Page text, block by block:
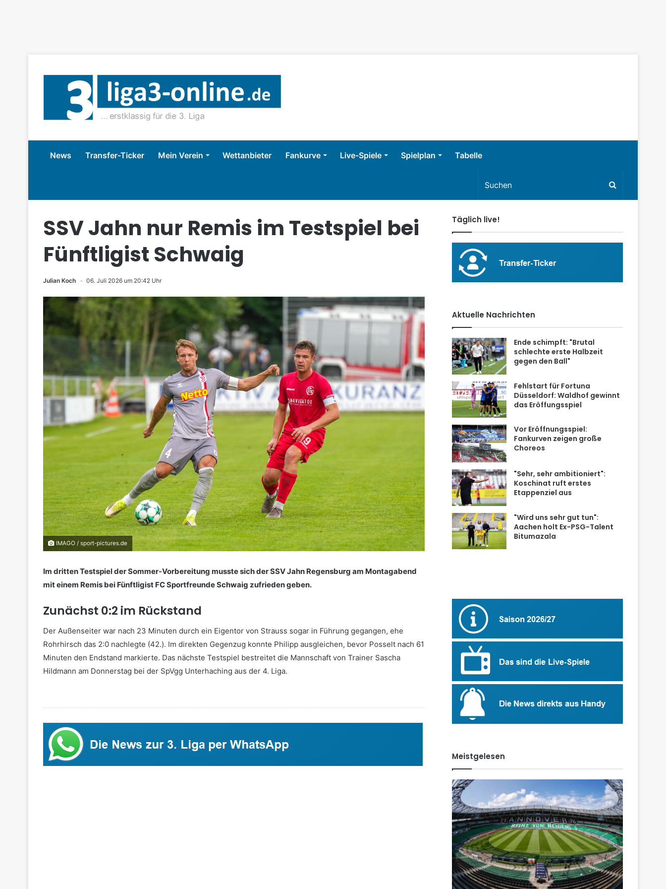
News Transfer-Ticker Mein Verein Wettanbieter Fankurve Live-Spiele Spielplan Tabelle
SSV Jahn nur Remis im Testspiel bei
Fünftligist Schwaig
Julian Koch 06. Juli 2026 um 20:42 Uhr
IMAGO / sport-pictures.de
Im dritten Testspiel der Sommer-Vorbereitung musste sich der SSV Jahn Regensburg am Montagabend
mit einem Remis bei Fünftligist FC Sportfreunde Schwaig zufrieden geben.
Zunächst 0:2 im Rückstand
Der Außenseiter war nach 23 Minuten durch ein Eigentor von Strauss sogar in Führung gegangen, ehe
Rohrhirsch das 2:0 nachlegte (42.). Im direkten Gegenzug konnte Philipp ausgleichen, bevor Posselt nach 61
Minuten den Endstand markierte. Das nächste Testspiel bestreitet die Mannschaft von Trainer Sascha
Hildmann am Donnerstag bei der SpVgg Unterhaching aus der 4. Liga.
Täglich live!
Aktuelle Nachrichten
Ende schimpft: "Brutal
schlechte erste Halbzeit
gegen den Ball"
Fehlstart für Fortuna
Düsseldorf: Waldhof gewinnt
das Eröffungsspiel
Vor Eröffnungsspiel:
Fankurven zeigen große
Choreos
"Sehr, sehr ambitioniert":
Koschinat ruft erstes
Etappenziel aus
"Wird uns sehr gut tun":
Aachen holt Ex-PSG-Talent
Bitumazala
Meistgelesen